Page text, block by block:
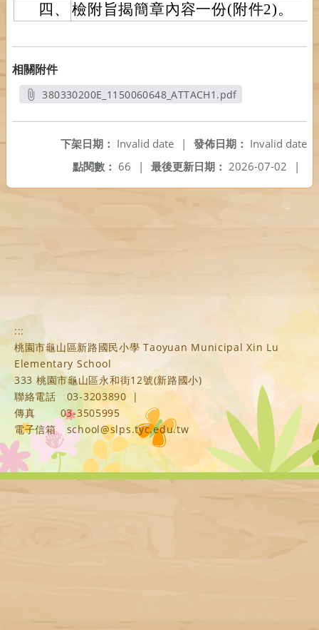
四、
檢附旨揭簡章內容一份(附件2)。
相關附件
380330200E_1150060648_ATTACH1.pdf
發佈日期： Invalid date
下架日期： Invalid date
|
最後更新日期： 2026-07-02 |
點閱數： 66 |
:::
桃園市龜山區新路國民小學 Taoyuan Municipal Xin Lu
Elementary School
333 桃園市龜山區永和街12號(新路國小)
聯絡電話
03-3203890
|
傳真
03-3505995
電子信箱
school@slps.tyc.edu.tw